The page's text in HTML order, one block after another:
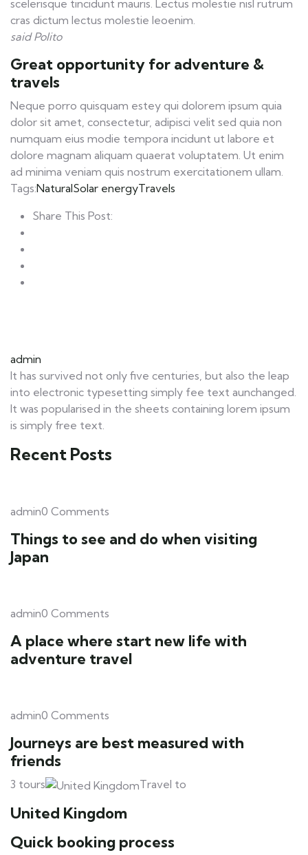
scelerisque tincidunt mauris. Lectus molestie nisl rutrum
cras dictum lectus molestie leoenim.
said Polito
Great opportunity for adventure &
travels
Neque porro quisquam estey qui dolorem ipsum quia
dolor sit amet, consectetur, adipisci velit sed quia non
numquam eius modie tempora incidunt ut labore et
dolore magnam aliquam quaerat voluptatem. Ut enim
ad minima veniam quis nostrum exercitationem ullam.
Tags:NaturalSolar energyTravels
Share This Post:
admin
It has survived not only five centuries, but also the leap
into electronic typesetting simply fee text aunchanged.
It was popularised in the sheets containing lorem ipsum
is simply free text.
Recent Posts
admin0 Comments
Things to see and do when visiting
Japan
admin0 Comments
A place where start new life with
adventure travel
admin0 Comments
Journeys are best measured with
friends
3 tours Travel to
United Kingdom
Quick booking process